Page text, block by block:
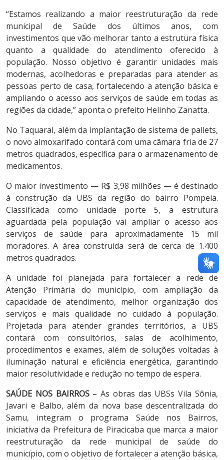
“Estamos realizando a maior reestruturação da rede
municipal de Saúde dos últimos anos, com
investimentos que vão melhorar tanto a estrutura física
quanto a qualidade do atendimento oferecido à
população. Nosso objetivo é garantir unidades mais
modernas, acolhedoras e preparadas para atender as
pessoas perto de casa, fortalecendo a atenção básica e
ampliando o acesso aos serviços de saúde em todas as
regiões da cidade,” aponta o prefeito Helinho Zanatta.
No Taquaral, além da implantação de sistema de pallets,
o novo almoxarifado contará com uma câmara fria de 27
metros quadrados, específica para o armazenamento de
medicamentos.
O maior investimento — R$ 3,98 milhões — é destinado
à construção da UBS da região do bairro Pompeia.
Classificada como unidade porte 5, a estrutura
aguardada pela população vai ampliar o acesso aos
serviços de saúde para aproximadamente 15 mil
moradores. A área construída será de cerca de 1.400
metros quadrados.
A unidade foi planejada para fortalecer a rede de
Atenção Primária do município, com ampliação da
capacidade de atendimento, melhor organização dos
serviços e mais qualidade no cuidado à população.
Projetada para atender grandes territórios, a UBS
contará com consultórios, salas de acolhimento,
procedimentos e exames, além de soluções voltadas à
iluminação natural e eficiência energética, garantindo
maior resolutividade e redução no tempo de espera.
SAÚDE NOS BAIRROS– As obras das UBSs Vila Sônia,
Javari e Balbo, além da nova base descentralizada do
Samu, integram o programa Saúde nos Bairros,
iniciativa da Prefeitura de Piracicaba que marca a maior
reestruturação da rede municipal de saúde do
município, com o objetivo de fortalecer a atenção básica,